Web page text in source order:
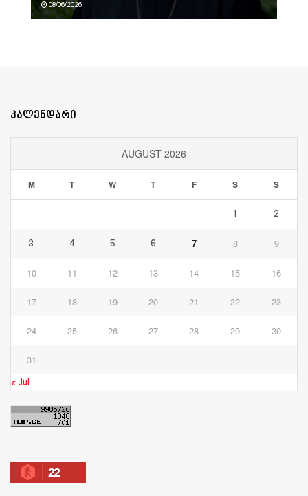
08/06/2026
კალენდარი
AUGUST 2026
M T W T F S S
1 2
3 4 5 6 7 8 9
10 11 12 13 14 15 16
17 18 19 20 21 22 23
24 25 26 27 28 29 30
31
« Jul
22